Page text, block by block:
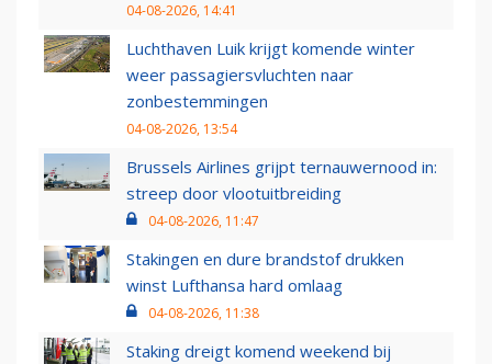
04-08-2026, 14:41
Luchthaven Luik krijgt komende winter
weer passagiersvluchten naar
zonbestemmingen
04-08-2026, 13:54
Brussels Airlines grijpt ternauwernood in:
streep door vlootuitbreiding
04-08-2026, 11:47
Stakingen en dure brandstof drukken
winst Lufthansa hard omlaag
04-08-2026, 11:38
Staking dreigt komend weekend bij